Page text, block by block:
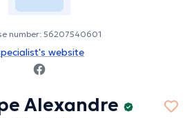
number: 56207540601
website
Alexandre